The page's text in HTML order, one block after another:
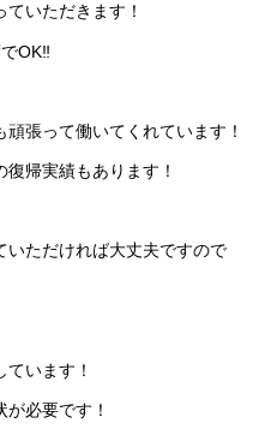
いただきます！
OK‼
張って働いてくれています！
帰実績もあります！
いただければ大丈夫ですので
います！
必要です！